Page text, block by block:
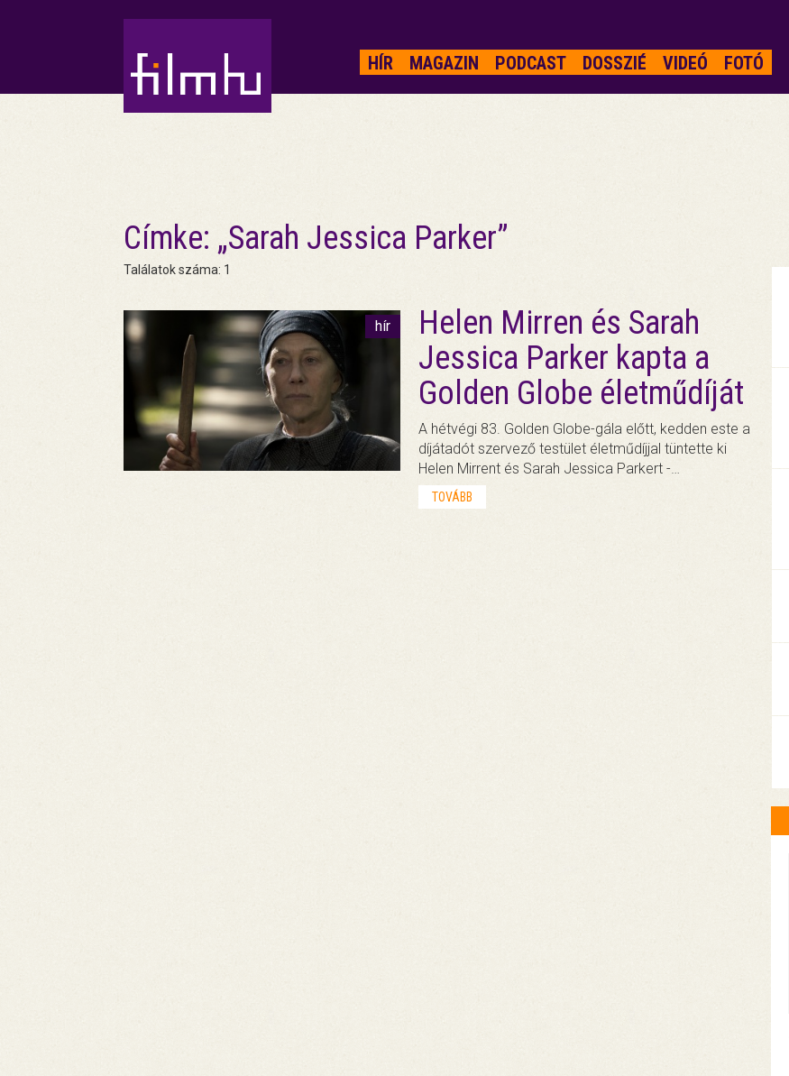
HÍR MAGAZIN PODCAST DOSSZIÉ VIDEÓ FOTÓ
Címke: „Sarah Jessica Parker”
Találatok száma: 1
hír
Helen Mirren és Sarah
Jessica Parker kapta a
Golden Globe életműdíját
A hétvégi 83. Golden Globe-gála előtt, kedden este a
díjátadót szervező testület életműdíjjal tüntette ki
Helen Mirrent és Sarah Jessica Parkert -…
TOVÁBB